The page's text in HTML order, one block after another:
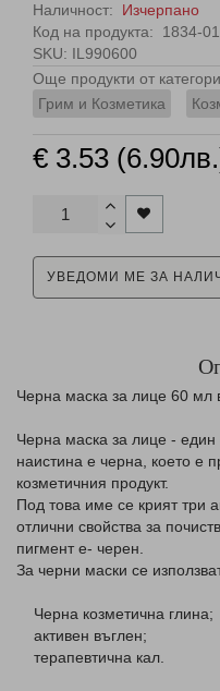
Наличност: Изчерпано
Код на продукта:
1834-01
SKU: IL990600
Още продукти от
Грим и Козметика
€ 3.53
УВЕДОМИ МЕ ЗА
Черна маска за лице 60 мл
Черна маска за лице -
наистина е черна, което е
козметичния продукт.
Под това име се крият три
отлични свойства за
пигмент е- черен.
За черни маски се
Черна козметична глина;
активен въглен;
терапевтична кал.